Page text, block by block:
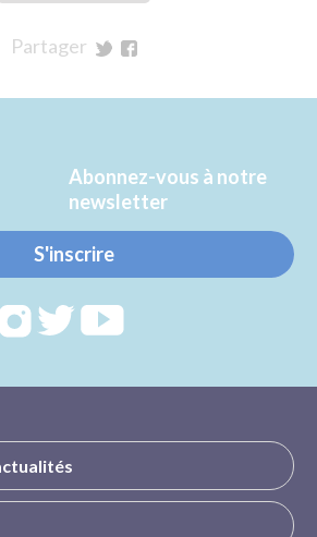
Partager
Twitter
Facebook
Abonnez-vous à notre
newsletter
S'inscrire
RejoignezRejoignezRejoignez